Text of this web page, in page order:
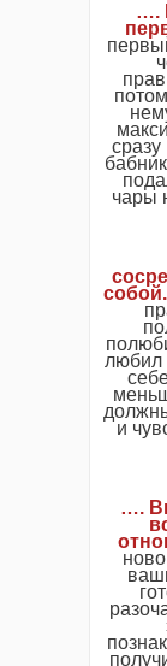
….
чары
собой.
любил
и
….